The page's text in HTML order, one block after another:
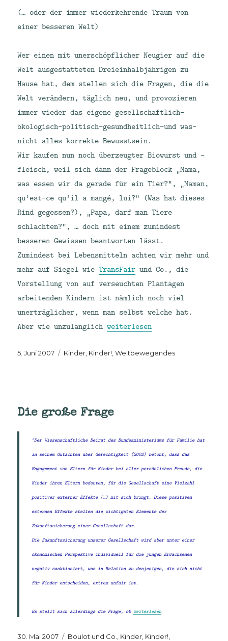
(… oder der immer wiederkehrende Traum von
einer besseren Welt)
Wer einen mit unerschöpflicher Neugier auf die
Welt ausgestatteten Dreieinhalbjährigen zu
Hause hat, dem stellen sich die Fragen, die die
Welt verändern, täglich neu, und provozieren
immer wieder das eigene gesellschaftlich-
ökologisch-politisch-gesundheitlich-und was-
nicht-alles-korrekte Bewusstsein.
Wir kaufen nun noch überzeugter Biowurst und -
fleisch, weil sich dann der Frageblock „Mama,
was essen wir da gerade für ein Tier?“, „Maman,
qu’est-ce qu’il a mangé, lui?“ (Was hat dieses
Rind gegessen?), „Papa, darf man Tiere
schlachten?“, … doch mit einem zumindest
besseren Gewissen beantworten lässt.
Zumindest bei Lebensmitteln achten wir mehr und
mehr auf Siegel wieTransFair und Co., die
Vorstellung von auf verseuchten Plantagen
arbeitenden Kindern ist nämlich noch viel
unerträglicher, wenn man selbst welche hat.
Aber wie unzulänglich„Glaube, Liebe, Hoffnung“
weiterlesen
Veröffentlicht
5. Juni 2007 Kategorien
Kinder, Kinder! ,Weltbewegendes
Die große Frage
"Der Wissenschaftliche Beirat des Bundesministeriums für Familie hat
in seinem Gutachten über Gerechtigkeit (2002) betont, dass das
Engagement von Eltern für Kinder bei aller persönlichen Freude, die
Kinder ihren Eltern bedeuten, für die Gesellschaft eine Vielzahl
positiver externer Effekte (…) mit sich bringt. Diese positiven
externen Effekte stellen die wichtigsten Elemente der
Zukunftssicherung einer Gesellschaft dar.
Die Zukunftssicherung unserer Gesellschaft wird aber unter einer
ökonomischen Perspektive individuell für die jungen Erwachsenen
negativ sanktioniert, was in Relation zu denjenigen, die sich nicht
für Kinder entscheiden, extrem unfair ist.
Es stellt sich allerdings die Frage, ob weiterlesen
Veröffentlicht
30. Mai 2007 Kategorien
Boulot und Co. Kinder, Kinder!